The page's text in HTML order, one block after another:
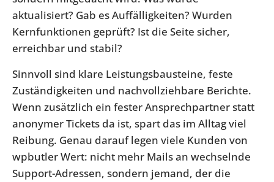
aktualisiert? Gab es Auffälligkeiten? Wurden
Kernfunktionen geprüft? Ist die Seite sicher,
erreichbar und stabil?
Sinnvoll sind klare Leistungsbausteine, feste
Zuständigkeiten und nachvollziehbare Berichte.
Wenn zusätzlich ein fester Ansprechpartner statt
anonymer Tickets da ist, spart das im Alltag viel
Reibung. Genau darauf legen viele Kunden von
wpbutler Wert: nicht mehr Mails an wechselnde
Support-Adressen, sondern jemand, der die